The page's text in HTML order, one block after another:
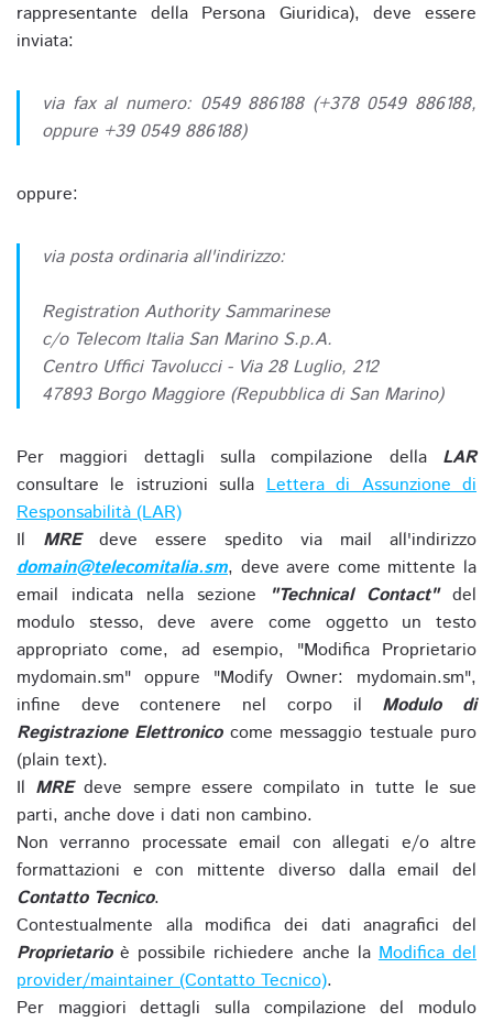
rappresentante della Persona Giuridica), deve essere
inviata:
via fax al numero: 0549 886188 (+378 0549 886188,
oppure +39 0549 886188)
oppure:
via posta ordinaria all'indirizzo:
Registration Authority Sammarinese
c/o Telecom Italia San Marino S.p.A.
Centro Uffici Tavolucci - Via 28 Luglio, 212
47893 Borgo Maggiore (Repubblica di San Marino)
Per maggiori dettagli sulla compilazione della LAR
consultare le istruzioni sullaLettera di Assunzione di
Responsabilità (LAR)
Il MREdeve essere spedito via mail all'indirizzo
domain@telecomitalia.sm, deve avere come mittente la
email indicata nella sezione
"Technical Contact"del
modulo stesso, deve avere come oggetto un testo
appropriato come, ad esempio, "Modifica Proprietario
mydomain.sm" oppure "Modify Owner: mydomain.sm",
infine deve contenere nel corpo il Modulo di
Registrazione Elettronicocome messaggio testuale puro
(plain text).
Il MREdeve sempre essere compilato in tutte le sue
parti, anche dove i dati non cambino.
Non verranno processate email con allegati e/o altre
formattazioni e con mittente diverso dalla email del
Contatto Tecnico.
Contestualmente alla modifica dei dati anagrafici del
Proprietarioè possibile richiedere anche laModifica del
provider/maintainer (Contatto Tecnico).
Per maggiori dettagli sulla compilazione del modulo